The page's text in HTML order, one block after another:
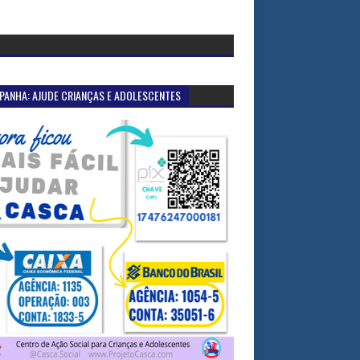
AJUDE CRIANÇAS E ADOLESCENTES